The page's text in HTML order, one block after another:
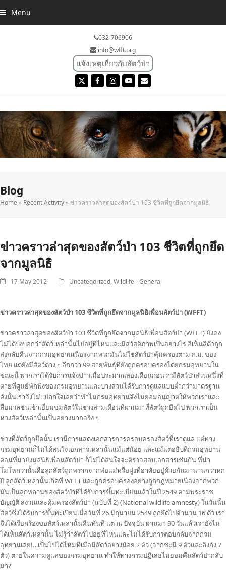
Menu
032-706906
info@wfft.org
แจ้งเหตุเกี่ยวกับสัตว์ป่า
TwitterFacebookInstagram
YouTube
Email
Blog
Home » Recent Activity »ข่าวคราวล่าสุดของสัตว์ป่า 103 ชีวิตที่ถูกยึดจากมูลนิธิ
ข่าวคราวล่าสุดของสัตว์ป่า 103 ชีวิตที่ถูกยึด
จากมูลนิธิ
17 May 2012 Uncategorized,Wildlife - General
ข่าวคราวล่าสุดของสัตว์ป่า 103 ชีวิตที่ถูกยึดจากมูลนิธิเพื่อนสัตว์ป่า (WFFT)
ข่าวคราวล่าสุดของสัตว์ป่า 103 ชีวิตที่ถูกยึดจากมูลนิธิเพื่อนสัตว์ป่า (WFFT) ยังคง
ไม่ได้บ่งบอกว่าสัตว์เหล่านั้นไปอยู่ที่ไหนและมีสวัสดิภาพเป็นอย่างไร อีเห็นสี่ตัวถูก
ส่งกลับคืนจากกรมอุทยานเนื่องจากพวกมันไม่ใช่สัตว์ป่าคุ้มครองตาม ก.ม. ของ
ไทย แต่ยังมีสัตว์ต่าง ๆ อีกกว่า 99 สายพันธุ์ที่ยังถูกครอบครองโดยกรมอุทยานใน
ขณะนี้ พวกเราได้รับการแจ้งข่าวเมื่อประมาณสองเดือนก่อนว่ามีสัตว์ป่าส่วนหนึ่งที่
ตายที่ศูนย์พักพิงของกรมอุทยานและบางส่วนได้รับการดูแลแบบต่ำกว่ามาตรฐาน
ดังนั้นเราจึงไม่แปลกใจเลยว่าทำไมกรมอุทยานจึงไม่ยอมอนุญาตให้พวกเราและ
สื่อมวลชนเข้าเยี่ยมชมสัตว์ในช่วงสามเดือนที่ผ่านมาที่สัตว์ถูกยึดไป พวกเราเป็น
ห่วงสัตว์เหล่านั้นเป็นอย่างมากจริง ๆ
ช่วงที่สัตว์ถูกยึดนั้น เรามีการแสดงเอกสารการครอบครองสัตว์ที่เราดูแล แต่ทาง
กรมอุทยานก็ไม่ได้สนใจเอกสารเหล่านั้นแม้แต่น้อย และแม้แต่อธิบดีกรมอุทยาน
ตอนที่มายังมูลนิธิเพื่อนสัตว์ป่า ก็ไม่ได้สนใจจะตรวจสอบเอกสารเช่นกัน ที่น่า
โมโหกว่านั้นคือลูกสัตว์ถูกพรากจากพ่อแม่หรือฝูงที่อาศัยอยู่ด้วยกันมานานกว่าหก
ปี ลูกสัตว์เหล่านั้นเกิดที่ WFFT และถูกครอบครองอย่างถูกกฎหมายเนื่องจากพวก
มันเป็นลูกหลานของสัตว์ป่าที่ได้รับการขึ้นทะเบียนแล้วในปี 2549 ตามพระราช
บัญญัติ สงวนและคุ้มครองสัตว์ป่า (ฉบับที่ 2) (National wildlife amnesty) ในวันนั้น
สัตว์ซึ่งได้รับการขึ้นทะเบียนเมื่อวันที่ 26 มิถุนายน 2549 ถูกยึดไปจำนวน 16 ตัว เรา
จึงได้เรียกร้องขอสัตว์เหล่านั้นคืนทันที แต่ ณ ปัจจุบัน ผ่านมา 90 วันแล้วเรายังไม่
ได้เห็นสัตว์เหล่านั้น ไม่รู้ว่าสัตว์ไปอยู่ที่ไหนและไม่ได้รับการตอบกลับจากกรม
อุทยานเลย!…เป็นไปได้ไหมที่เมื่อมีสัตว์อย่างน้อย 2 ตัว (จากชะนี 9 ตัวและลิงกัง 7
ตัว) ตายในความดูแลของกรมอุทยาน ทำให้ทางกรมปฏิเสธไม่ยอมคืนสัตว์ป่ากลับ
มา?